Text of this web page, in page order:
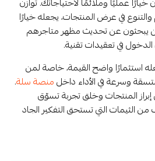
في عرض المنتجات، يجعله خيارًا
يبحثون عن تحديث مظهر متاجرهم
في تعقيدات تقنية.
استثمارًا واضح القيمة، خاصة لمن
وسرعة في الأداء داخلمنصة سلة.
المنتجات وخلق تجربة تسوّق
الثيمات التي تستحق التفكير الجاد